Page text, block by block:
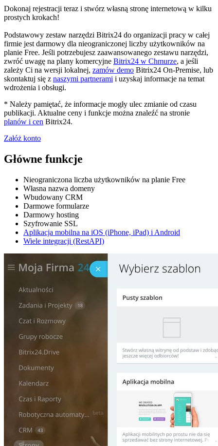
Dokonaj rejestracji teraz i stwórz własną stronę internetową w kilku
prostych krokach!
Podstawowy zestaw narzędzi Bitrix24 do organizacji pracy w całej
firmie jest darmowy dla nieograniczonej liczby użytkowników na
planie Free. Jeśli potrzebujesz zaawansowanego zestawu narzędzi,
zwróć uwagę na plany komercyjne Bitrix24 w Chmurze, a jeśli
zależy Ci na wersji lokalnej, zamów demo Bitrix24 On-Premise, lub
skontaktuj się z naszymi partnerami i uzyskaj informacje na temat
wdrożenia i obsługi.
* Należy pamiętać, że informacje mogły ulec zmianie od czasu
publikacji. Aktualne ceny i funkcje można znaleźć na stronie
planów i cen Bitrix24.
Załóż konto
Główne funkcje
Nieograniczona liczba użytkowników na planie Free
Własna nazwa domeny
Wbudowany CRM
Darmowe formularze
Darmowy hosting
Szyfrowanie SSL
Aplikacja mobilna na iOS (iPhone, iPad) i Android
Wiele integracji (RestAPI)